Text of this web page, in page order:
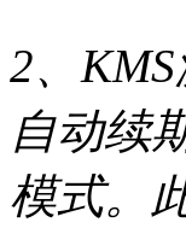
2、
自动续
模式。